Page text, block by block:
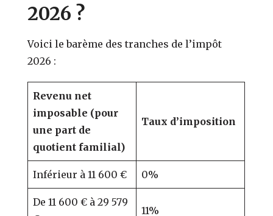
2026 ?
Voici le barème des tranches de l’impôt
2026 :
Revenu net
imposable (pour
une part de
quotient familial)
Taux d’imposition
Inférieur à 11 600 € 0%
De 11 600 € à 29 579
11%